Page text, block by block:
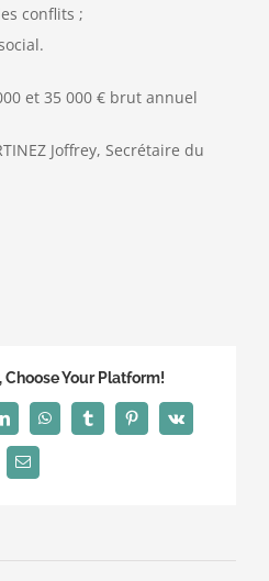
conflits ;
et 35 000 € brut annuel
Joffrey, Secrétaire du
Choose Your Platform!
LinkedInWhatsAppTumblrPinterest
Vk
Email